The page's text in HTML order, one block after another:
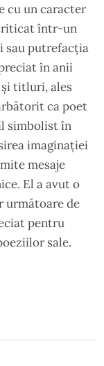
cu un caracter
într-un
sau putrefacția
în anii
titluri, ales
ca poet
simbolist în
imaginației
mesaje
El a avut o
următoare de
pentru
sale.